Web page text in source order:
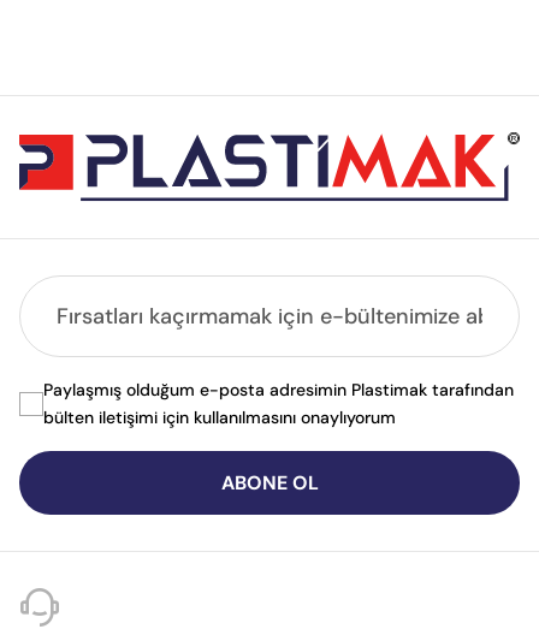
ABONE OL
Paylaşmış olduğum e-posta adresimin Plastimak tarafından
bülten iletişimi için kullanılmasını onaylıyorum